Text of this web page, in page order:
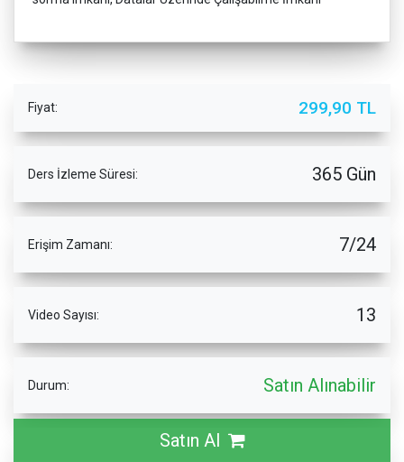
Fiyat: 299,90 TL
Ders İzleme Süresi: 365 Gün
Erişim Zamanı: 7/24
Video Sayısı: 13
Durum: Satın Alınabilir
Satın Al